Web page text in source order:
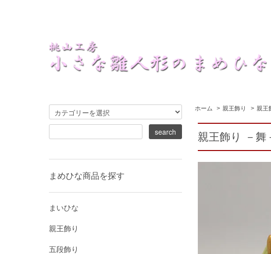
ホーム > 親王飾り > 親王
親王飾り －舞
まめひな商品を探す
まいひな
親王飾り
五段飾り